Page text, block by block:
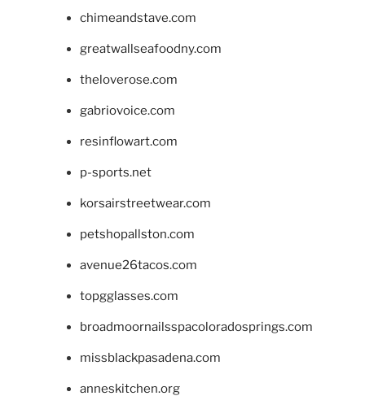
chimeandstave.com
greatwallseafoodny.com
theloverose.com
gabriovoice.com
resinflowart.com
p-sports.net
korsairstreetwear.com
petshopallston.com
avenue26tacos.com
topgglasses.com
broadmoornailsspacoloradosprings.com
missblackpasadena.com
anneskitchen.org